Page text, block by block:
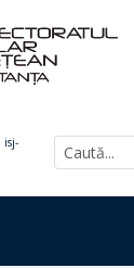
isj-